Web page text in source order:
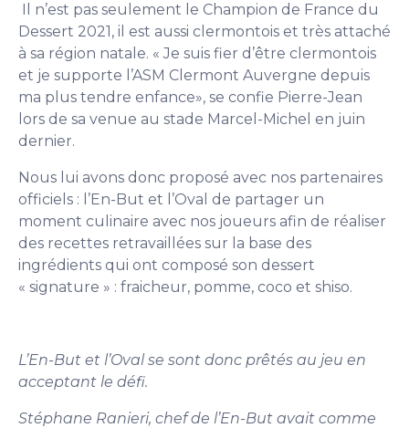
Il n’est pas seulement le Champion de France du
Dessert 2021, il est aussi clermontois et très attaché
à sa région natale. « Je suis fier d’être clermontois
et je supporte l’ASM Clermont Auvergne depuis
ma plus tendre enfance», se confie Pierre-Jean
lors de sa venue au stade Marcel-Michel en juin
dernier.
Nous lui avons donc proposé avec nos partenaires
officiels : l’En-But et l’Oval de partager un
moment culinaire avec nos joueurs afin de réaliser
des recettes retravaillées sur la base des
ingrédients qui ont composé son dessert
« signature » : fraicheur, pomme, coco et shiso.
L’En-But et l’Oval se sont donc prêtés au jeu en
acceptant le défi.
Stéphane Ranieri, chef de l’En-But avait comme